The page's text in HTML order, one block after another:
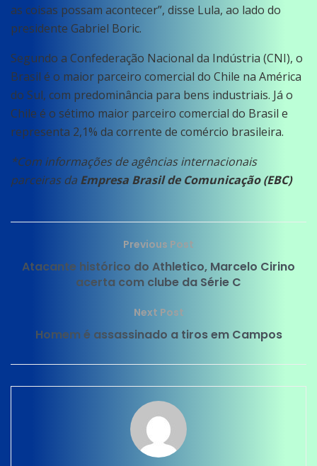
as coisas possam acontecer”, disse Lula, ao lado do
presidente Gabriel Boric.
Segundo a Confederação Nacional da Indústria (CNI), o
Brasil é o maior parceiro comercial do Chile na América
do Sul, com predominância para bens industriais. Já o
Chile é o sétimo maior parceiro comercial do Brasil e
representa 2,1% da corrente de comércio brasileira.
*Com informações de agências internacionais
parceiras da Empresa Brasil de Comunicação (EBC)
Previous Post
Atacante histórico do Athletico, Marcelo Cirino
acerta com clube da Série C
Next Post
Homem é assassinado a tiros em Campos